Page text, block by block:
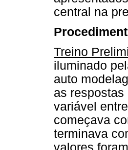
central na
Treino
iluminado
auto
as
variável
começava
terminava